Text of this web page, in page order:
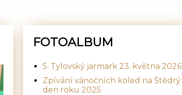
FOTOALBUM
5. Tylovský jarmark 23. května 2026
Zpívání vánočních koled na Štědrý
den roku 2025